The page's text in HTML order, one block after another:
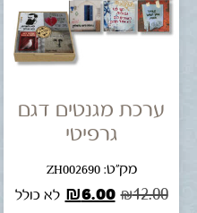
ערכת מגנטים דגם
גרפיטי
מק"ט: ZH002690
₪12.00
₪6.00
לא כולל